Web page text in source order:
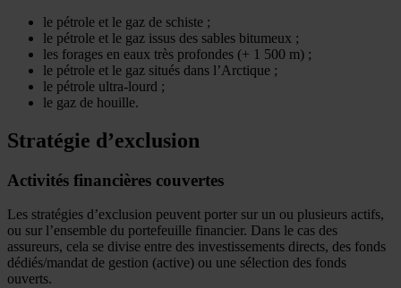
le pétrole et le gaz de schiste ;
le pétrole et le gaz issus des sables bitumeux ;
les forages en eaux très profondes (+ 1 500 m) ;
le pétrole et le gaz situés dans l’Arctique ;
le pétrole ultra-lourd ;
le gaz de houille.
Stratégie d’exclusion
Activités financières couvertes
Les stratégies d’exclusion peuvent porter sur un ou plusieurs actifs,
ou sur l’ensemble du portefeuille financier. Dans le cas des
assureurs, cela se divise entre des investissements directs, des fonds
dédiés/mandat de gestion (active) ou une sélection des fonds
ouverts.